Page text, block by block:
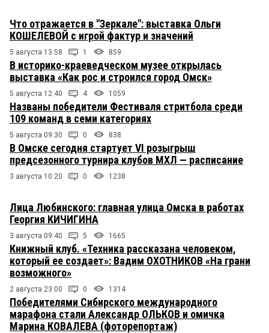
Что отражается в "Зеркале": выставка Ольги
КОШЕЛЕВОЙ с игрой фактур и значений
5 августа 13:58 1 859
В историко-краеведческом музее открылась
выставка «Как рос и строился город Омск»
5 августа 12:40 4 1059
Названы победители Фестиваля стритбола среди
109 команд в семи категориях
5 августа 09:30 0 838
В Омске сегодня стартует VI розыгрыш
предсезонного турнира клубов МХЛ — расписание
3 августа 10:20 0 1238
Лица Любинского: главная улица Омска в работах
Георгия КИЧИГИНА
3 августа 09:40 5 1665
Книжный клуб. «Техника рассказана человеком,
который ее создает»: Вадим ОХОТНИКОВ «На грани
возможного»
2 августа 23:00 0 1314
Победителями Сибирского международного
марафона стали Александр ОЛЬКОВ и омичка
Марина КОВАЛЕВА (фоторепортаж)